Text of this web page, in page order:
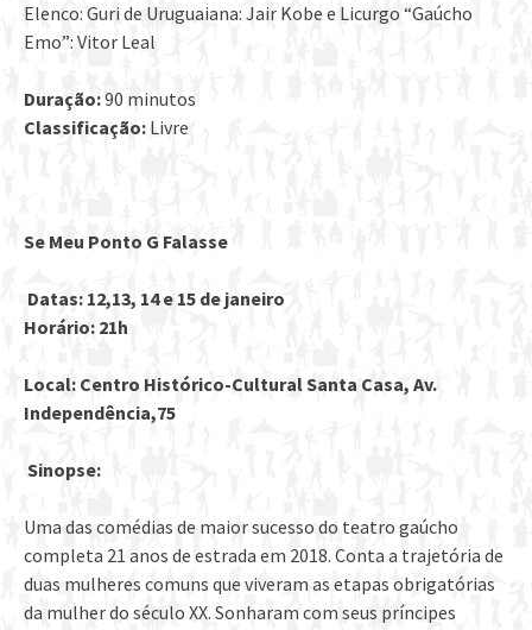
Elenco: Guri de Uruguaiana: Jair Kobe e Licurgo “Gaúcho
Emo”: Vitor Leal
Duração:90 minutos
Classificação: Livre
Se Meu Ponto G Falasse
Datas: 12,13, 14 e 15 de janeiro
Horário: 21h
Local: Centro Histórico-Cultural Santa Casa, Av.
Independência,75
Sinopse:
Uma das comédias de maior sucesso do teatro gaúcho
completa 21 anos de estrada em 2018. Conta a trajetória de
duas mulheres comuns que viveram as etapas obrigatórias
da mulher do século XX. Sonharam com seus príncipes